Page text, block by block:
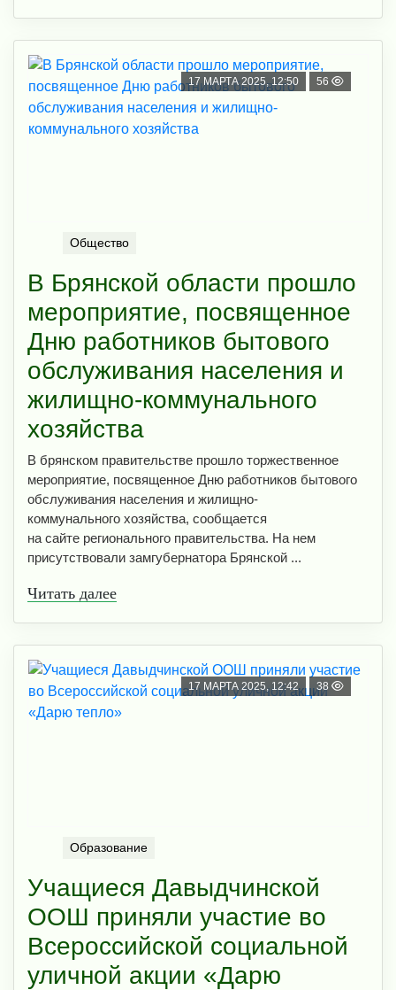
17 МАРТА 2025, 12:50 56
Общество
В Брянской области прошло
мероприятие, посвященное
Дню работников бытового
обслуживания населения и
жилищно-коммунального
хозяйства
В брянском правительстве прошло торжественное
мероприятие, посвященное Дню работников бытового
обслуживания населения и жилищно-
коммунального хозяйства, сообщается
на сайте регионального правительства. На нем
присутствовали замгубернатора Брянской ...
Читать далее
17 МАРТА 2025, 12:42 38
Образование
Учащиеся Давыдчинской
ООШ приняли участие во
Всероссийской социальной
уличной акции «Дарю